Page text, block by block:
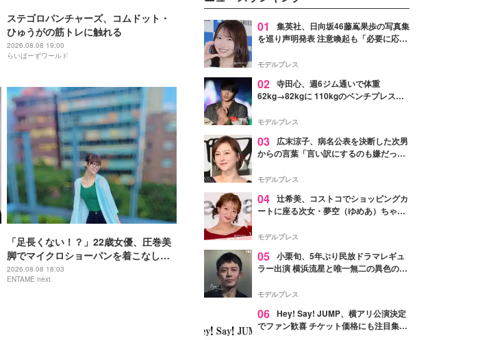
ステゴロパンチャーズ、コムドット・
ひゅうがの筋トレに触れる
2026.08.08 19:00
らいばーずワールド
「足長くない！？」22歳女優、圧巻美
脚でマイクロショーパンを着こなし
「めちゃくちゃ可愛い」
2026.08.08 18:03
ENTAME next
個性に寄り添い、魅力を引き出す
衣装作りは、多くの女性たちに勇
気と自信を与え続けている。
01
集英社、日向坂46藤嶌果歩の写真集
を巡り声明発表 注意喚起も「必要に応じ
モデルプレス
02 寺田心、週6ジム通いで体重
62kg→82kgに 110kgのベンチプレス持
「かっこいい」と反響
モデルプレス
03
広末涼子、病名公表を決断した次男
からの言葉「言い訳にするのも嫌だっ
モデルプレス
04 辻希美、コストコでショッピングカ
ートに座る次女・夢空（ゆめあ）ちゃん
ぎ」「成長を感じる」の声
モデルプレス
05 小栗旬、5年ぶり民放ドラマレギュ
ラー出演 横浜流星と唯一無二の異色のバ
モデルプレス
06 Hey! Say! JUMP、横アリ公演決定
でファン歓喜 チケット価格にも注目集ま